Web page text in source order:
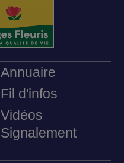
Annuaire
Fil d'infos
Vidéos
Signalement